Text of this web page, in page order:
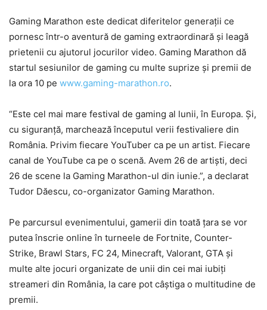
Gaming Marathon este dedicat diferitelor generații ce
pornesc într-o aventură de gaming extraordinară și leagă
prietenii cu ajutorul jocurilor video. Gaming Marathon dă
startul sesiunilor de gaming cu multe suprize și premii de
la ora 10 pe www.gaming-marathon.ro.
“Este cel mai mare festival de gaming al lunii, în Europa. Și,
cu siguranță, marchează începutul verii festivaliere din
România. Privim fiecare YouTuber ca pe un artist. Fiecare
canal de YouTube ca pe o scenă. Avem 26 de artiști, deci
26 de scene la Gaming Marathon-ul din iunie.”, a declarat
Tudor Dăescu, co-organizator Gaming Marathon.
Pe parcursul evenimentului, gamerii din toată țara se vor
putea înscrie online în turneele de Fortnite, Counter-
Strike, Brawl Stars, FC 24, Minecraft, Valorant, GTA și
multe alte jocuri organizate de unii din cei mai iubiți
streameri din România, la care pot câștiga o multitudine de
premii.